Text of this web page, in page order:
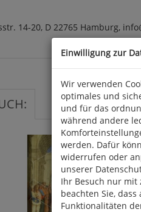
14-20, D 22765 Hamburg,
Einwilligung zur
Wir verwenden
optimales und
und für das
während andere
werden. Dafür
widerrufen oder
unserer
Ihr Besuch nur mit
beachten Sie,
Funktionalitäten